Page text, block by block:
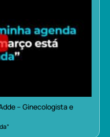
– Ginecologista e